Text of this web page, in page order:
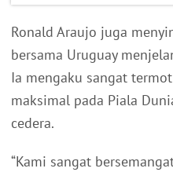
Ronald Araujo juga
bersama Uruguay
Ia mengaku sangat
maksimal pada Piala
cedera.
“Kami sangat